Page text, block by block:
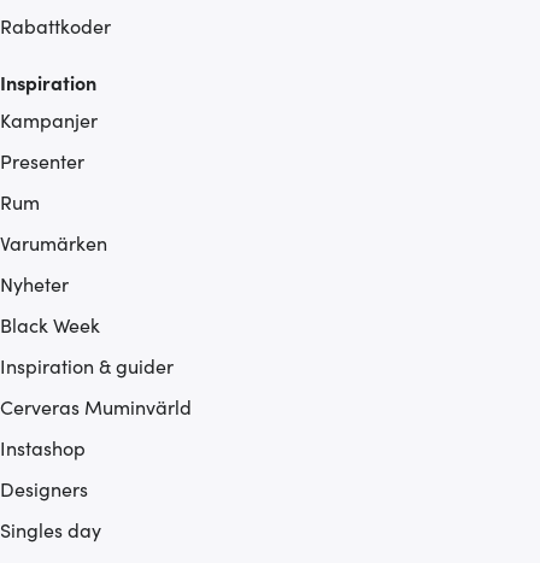
Rabattkoder
Inspiration
Kampanjer
Presenter
Rum
Varumärken
Nyheter
Black Week
Inspiration & guider
Cerveras Muminvärld
Instashop
Designers
Singles day